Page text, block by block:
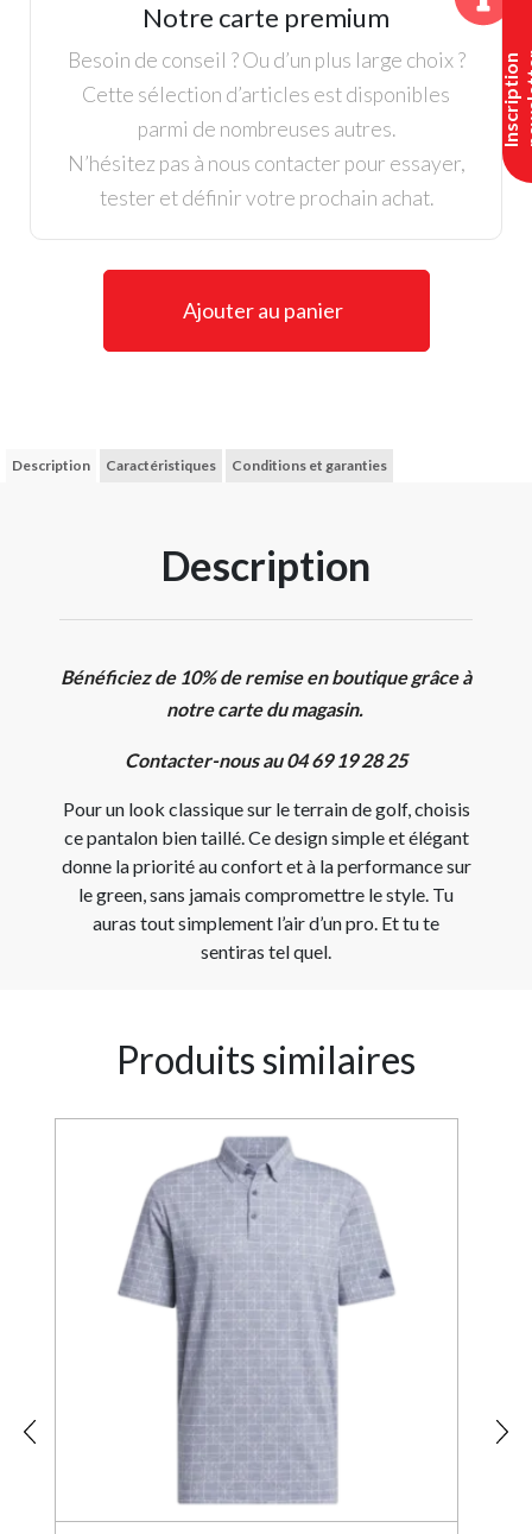
I
n
s
c
r
i
p
t
i
o
n
n
e
w
s
l
e
t
t
e
Homme,
Gris
Notre carte premium
Besoin de conseil ? Ou d’un plus large choix ?
Cette sélection d’articles est disponibles
parmi de nombreuses autres.
N’hésitez pas à nous contacter pour essayer,
tester et définir votre prochain achat.
Ajouter au panier
Description Caractéristiques Conditions et garanties
Description
Bénéficiez de 10% de remise en boutique grâce à
notre carte du magasin.
Contacter-nous au 04 69 19 28 25
Pour un look classique sur le terrain de golf, choisis
ce pantalon bien taillé. Ce design simple et élégant
donne la priorité au confort et à la performance sur
le green, sans jamais compromettre le style. Tu
auras tout simplement l’air d’un pro. Et tu te
sentiras tel quel.
Produits similaires